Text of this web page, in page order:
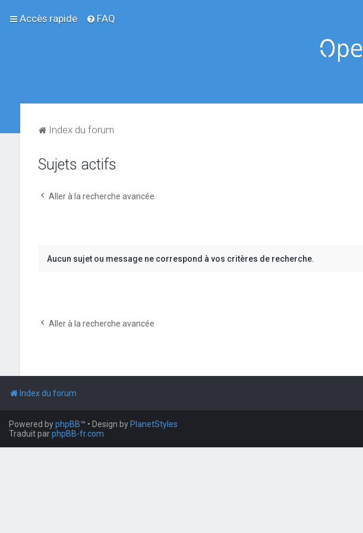
Accès rapide FAQ
Index du forum
Sujets actifs
Aller à la recherche avancée
Aucun sujet ou message ne correspond à vos critères de recherche.
Aller à la recherche avancée
Index du forum
Powered byphpBB™ • Design by PlanetStyles
Traduit parphpBB-fr.com